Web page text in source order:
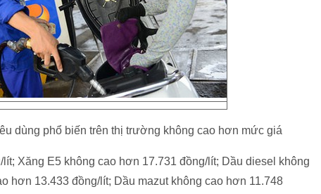
dùng phổ biến trên thị trường không cao hơn mức giá
Xăng E5 không cao hơn 17.731 đồng/lít; Dầu diesel không
hơn 13.433 đồng/lít; Dầu mazut không cao hơn 11.748